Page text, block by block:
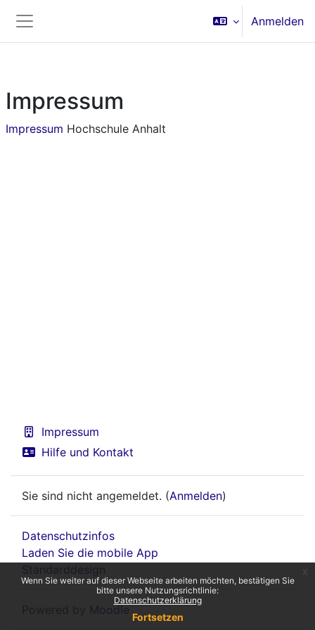
Wenn Sie weiter auf dieser Webseite arbeiten möchten, bestätigen Sie
bitte unsere Nutzungsrichtlinie:
Datenschutzerklärung
Fortsetzen
Website-Übersicht
Anmelden
Impressum
Impressum Hochschule Anhalt
Impressum
Hilfe und Kontakt
Sie sind nicht angemeldet. (Anmelden)
Datenschutzinfos
Laden Sie die mobile App
Standarddesign
Moodle